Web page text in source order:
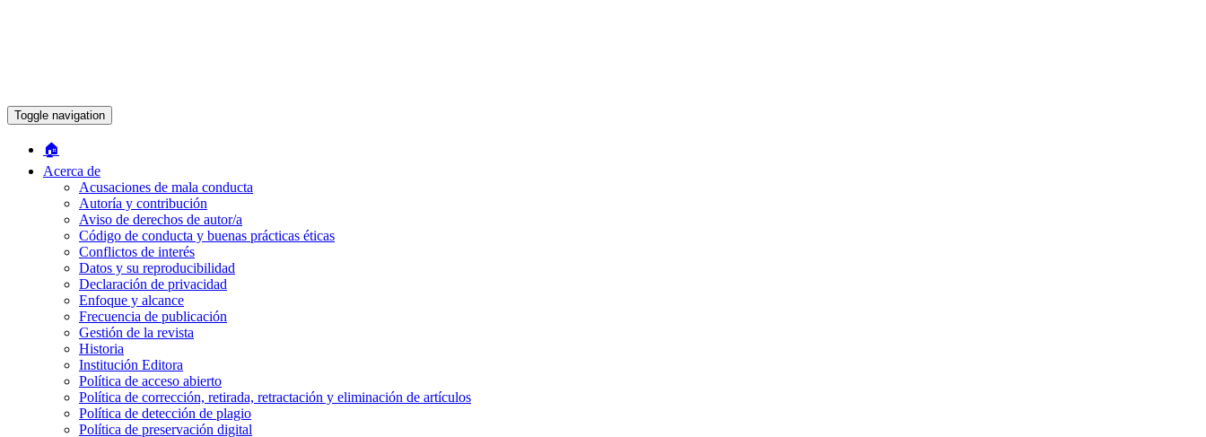
Toggle navigation
🏠︎
Acerca de
Acusaciones de mala conducta
Autoría y contribución
Aviso de derechos de autor/a
Código de conducta y buenas prácticas éticas
Conflictos de interés
Datos y su reproducibilidad
Declaración de privacidad
Enfoque y alcance
Frecuencia de publicación
Gestión de la revista
Historia
Institución Editora
Política de acceso abierto
Política de corrección, retirada, retractación y eliminación de artículos
Política de detección de plagio
Política de preservación digital